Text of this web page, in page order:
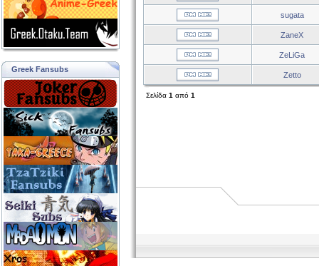
Greek Fansubs
sugata
ZaneX
ZeLiGa
Zetto
Σελίδα 1 από 1